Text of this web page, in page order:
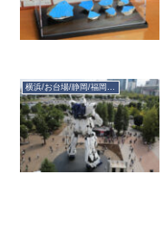
横浜/お台場/静岡/福岡ガンダム